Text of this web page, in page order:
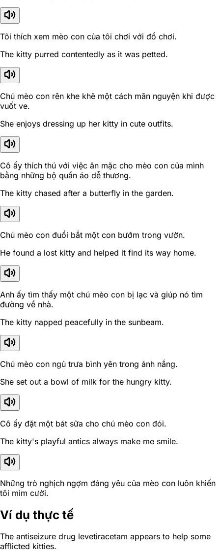
Tôi thích xem mèo con của tôi chơi với đồ chơi.
The kitty purred contentedly as it was petted.
Chú mèo con rên khe khẽ một cách mãn nguyện khi được
vuốt ve.
She enjoys dressing up her kitty in cute outfits.
Cô ấy thích thú với việc ăn mặc cho mèo con của mình
bằng những bộ quần áo dễ thương.
The kitty chased after a butterfly in the garden.
Chú mèo con đuổi bắt một con bướm trong vườn.
He found a lost kitty and helped it find its way home.
Anh ấy tìm thấy một chú mèo con bị lạc và giúp nó tìm
đường về nhà.
The kitty napped peacefully in the sunbeam.
Chú mèo con ngủ trưa bình yên trong ánh nắng.
She set out a bowl of milk for the hungry kitty.
Cô ấy đặt một bát sữa cho chú mèo con đói.
The kitty's playful antics always make me smile.
Những trò nghịch ngợm đáng yêu của mèo con luôn khiến
tôi mỉm cười.
Ví dụ thực tế
The antiseizure drug levetiracetam appears to help some
afflicted kitties.